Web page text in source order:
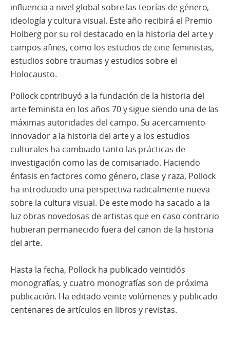
influencia a nivel global sobre las teorías de género,
ideología y cultura visual. Este año recibirá el Premio
Holberg por su rol destacado en la historia del arte y
campos afines, como los estudios de cine feministas,
estudios sobre traumas y estudios sobre el
Holocausto.
Pollock contribuyó a la fundación de la historia del
arte feminista en los años 70 y sigue siendo una de las
máximas autoridades del campo. Su acercamiento
innovador a la historia del arte y a los estudios
culturales ha cambiado tanto las prácticas de
investigación como las de comisariado. Haciendo
énfasis en factores como género, clase y raza, Pollock
ha introducido una perspectiva radicalmente nueva
sobre la cultura visual. De este modo ha sacado a la
luz obras novedosas de artistas que en caso contrario
hubieran permanecido fuera del canon de la historia
del arte.
Hasta la fecha, Pollock ha publicado veintidós
monografías, y cuatro monografías son de próxima
publicación. Ha editado veinte volúmenes y publicado
centenares de artículos en libros y revistas.